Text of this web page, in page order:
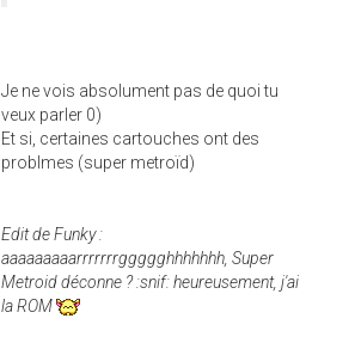
Je ne vois absolument pas de quoi tu
veux parler 0)
Et si, certaines cartouches ont des
problmes (super metroïd)
Edit de Funky :
aaaaaaaaarrrrrrrggggghhhhhhh, Super
Metroid déconne ? :snif: heureusement, j'ai
la ROM